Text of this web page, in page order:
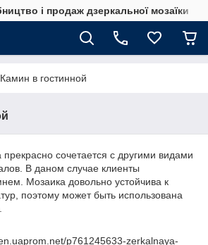
і продаж дзеркальної мозаїки
Камин в гостинной
сочетается с другими видами
В даном случае клиенты
Мозаика довольно устойчива к
поэтому может быть использована
p761245633-zerkalnaya-